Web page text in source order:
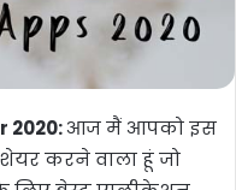
2020:आज मैं आपको इस
करने वाला हूं जो